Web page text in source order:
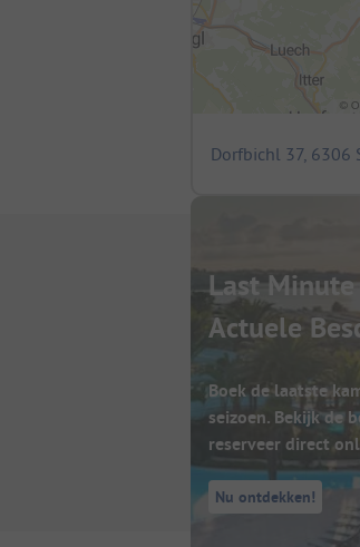
Dorfbichl 37, 6306
Last
Actuele
Boek de laatste
seizoen. Bekijk de
reserveer direct
Nu ontdekken!